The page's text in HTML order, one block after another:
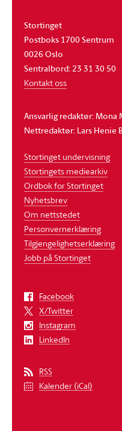
Stortinget
Postboks 1700 Sentrum
0026 Oslo
Sentralbord: 23 31 30 50
Kontakt oss
Ansvarlig redaktør: Mona
Nettredaktør: Lars Henie
Stortinget undervisning
Stortingets mediearkiv
Ordbok for Stortinget
Nyhetsbrev
Om nettstedet
Personvernerklæring
Tilgjengelighetserklæring
Jobb på Stortinget
Facebook
X/Twitter
Instagram
LinkedIn
RSS
Kalender (iCal)